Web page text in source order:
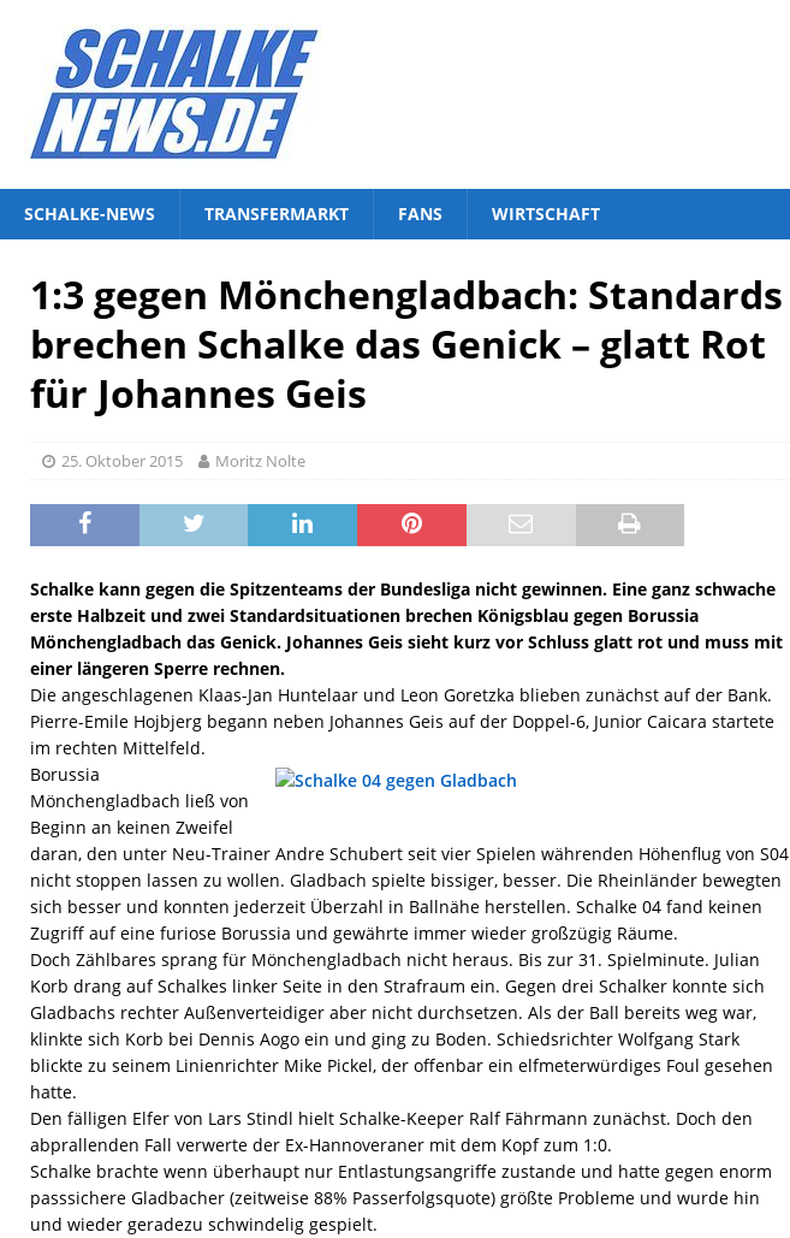
SCHALKE-NEWS TRANSFERMARKT FANS WIRTSCHAFT
1:3 gegen Mönchengladbach: Standards
brechen Schalke das Genick – glatt Rot
für Johannes Geis
25. Oktober 2015 Moritz Nolte
Schalke kann gegen die Spitzenteams der Bundesliga nicht gewinnen. Eine ganz schwache
erste Halbzeit und zwei Standardsituationen brechen Königsblau gegen Borussia
Mönchengladbach das Genick. Johannes Geis sieht kurz vor Schluss glatt rot und muss mit
einer längeren Sperre rechnen.
Die angeschlagenen Klaas-Jan Huntelaar und Leon Goretzka blieben zunächst auf der Bank.
Pierre-Emile Hojbjerg begann neben Johannes Geis auf der Doppel-6, Junior Caicara startete
im rechten Mittelfeld.
Borussia
Mönchengladbach ließ von
Beginn an keinen Zweifel
daran, den unter Neu-Trainer Andre Schubert seit vier Spielen währenden Höhenflug von S04
nicht stoppen lassen zu wollen. Gladbach spielte bissiger, besser. Die Rheinländer bewegten
sich besser und konnten jederzeit Überzahl in Ballnähe herstellen. Schalke 04 fand keinen
Zugriff auf eine furiose Borussia und gewährte immer wieder großzügig Räume.
Doch Zählbares sprang für Mönchengladbach nicht heraus. Bis zur 31. Spielminute. Julian
Korb drang auf Schalkes linker Seite in den Strafraum ein. Gegen drei Schalker konnte sich
Gladbachs rechter Außenverteidiger aber nicht durchsetzen. Als der Ball bereits weg war,
klinkte sich Korb bei Dennis Aogo ein und ging zu Boden. Schiedsrichter Wolfgang Stark
blickte zu seinem Linienrichter Mike Pickel, der offenbar ein elfmeterwürdiges Foul gesehen
hatte.
Den fälligen Elfer von Lars Stindl hielt Schalke-Keeper Ralf Fährmann zunächst. Doch den
abprallenden Fall verwerte der Ex-Hannoveraner mit dem Kopf zum 1:0.
Schalke brachte wenn überhaupt nur Entlastungsangriffe zustande und hatte gegen enorm
passsichere Gladbacher (zeitweise 88% Passerfolgsquote) größte Probleme und wurde hin
und wieder geradezu schwindelig gespielt.